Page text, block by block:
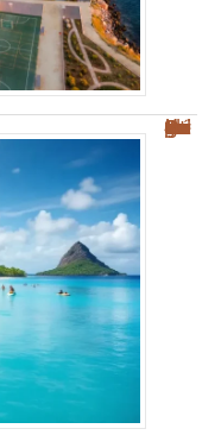
Découvrez les plages des Salines : votre guide sur Sainte-Anne